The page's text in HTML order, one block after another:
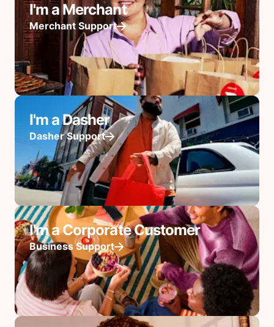
I'm a Merchant
Merchant Support
I'm a Dasher
Dasher Support
I'm a Corporate Customer
Business Support